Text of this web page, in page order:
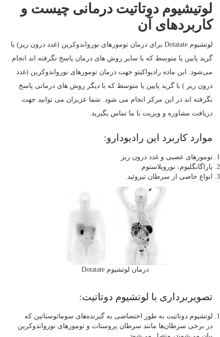
لوتیشیوم دوتاتیت درمانی چیست و
کاربردهای آن
لوتشیوم Dotatate برای درمان تومورهای نورواندوکرین (غدد درون ریز) با
گرید پایین یا متوسط که با سایر روش های درمان پاسخ نگرفته اند انجام
می‌شود. این ماده رادیواکیتو جهت درمان تومورهای نورواندوکرین (غدد
درون ریز ) با گرید پایین یا متوسط که با دیگر روش های درمانی پاسخ
نگرفته اند در این مرکز انجام می شود. شما عزیزان می توانید جهت
دریافت مشاوره و ویزیت با ما تماس بگیرید.
موارد کاربرد این رادیودارو:
تومورهای عصبی و غدد درون ریز
پاراگانگلیوم، نوروبلاستوم
انواع خاصی از سرطان تیروئید.
درمان لوتشیوم Dotatate
تصویربرداری با لوتشیوم دوتاتیت:
لوتشیوم دوتاتیت به طور اختصاصی به گیرنده‌های سوماتوستاتین که
در برخی سرطان‌ها مانند سرطان پروستات و تومورهای نورواندوکرین